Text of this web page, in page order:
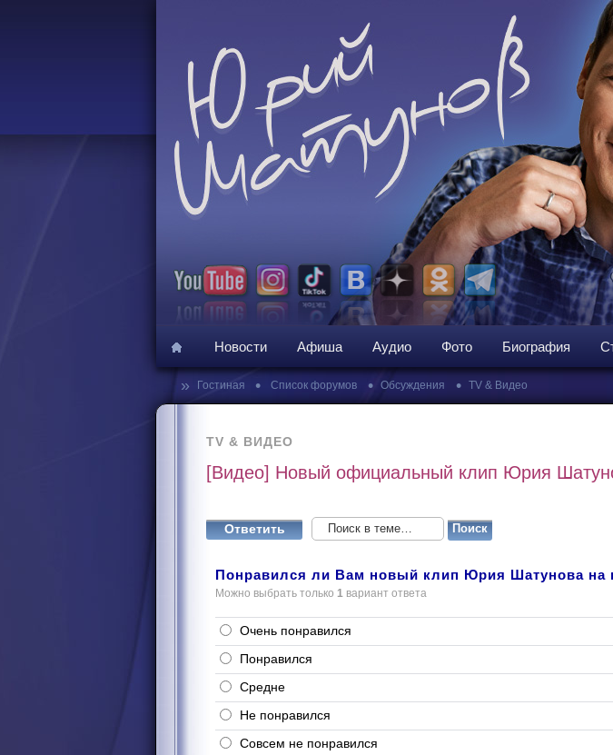
Новости Афиша Аудио Фото Биография
» Гостиная • Список форумов • Обсуждения • TV & Видео
TV & ВИДЕО
[Видео] Новый официальный клип Юрия
Ответить
Понравился ли Вам новый клип Юрия Шатунова на
Можно выбрать только 1 вариант ответа
Очень понравился
Понравился
Средне
Не понравился
Совсем не понравился